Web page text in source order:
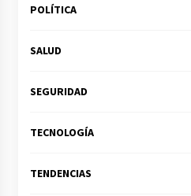
POLÍTICA
SALUD
SEGURIDAD
TECNOLOGÍA
TENDENCIAS